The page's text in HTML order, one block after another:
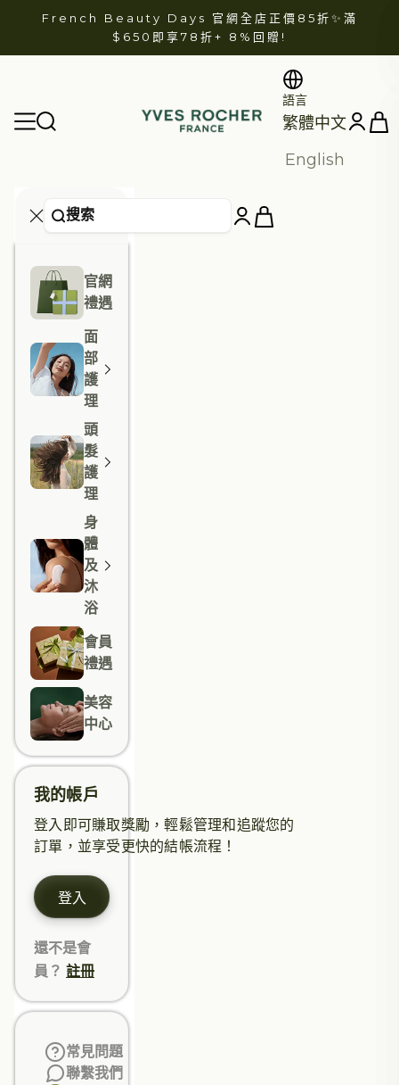
French Beauty Days 官網全店正價85折✨滿
$650即享78折+ 8%回贈 !
YVES ROCHER
開啟導航選單
語言
繁體中文
English
開啟帳戶
開啟
官網
禮遇
面
部
護
理
頭
髮
護
理
身
體
及
沐
浴
會員
禮遇
美容
中心
我的帳戶
登入即可賺取獎勵，輕鬆管理和追蹤您的
訂單，並享受更快的結帳流程！
登入
還不是會
員？ 註冊
常見問題
聯繫我們